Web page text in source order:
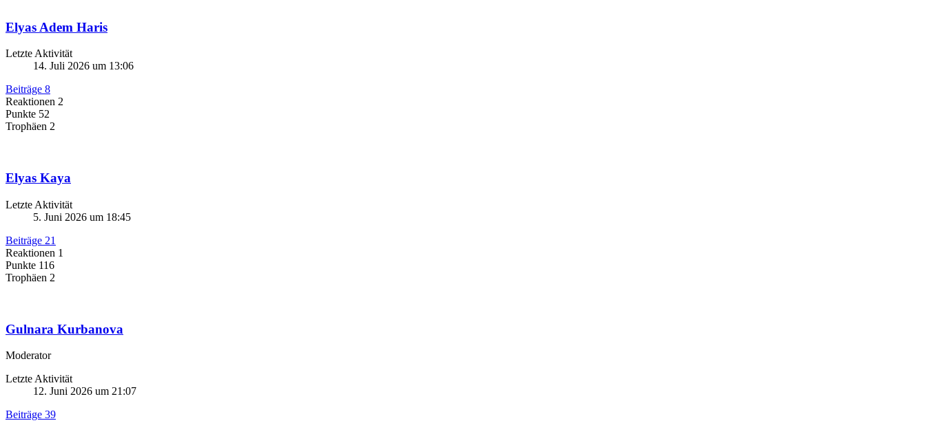
Elyas Adem Haris
Letzte Aktivität
14. Juli 2026 um 13:06
Beiträge 8
Reaktionen 2
Punkte 52
Trophäen 2
Elyas Kaya
Letzte Aktivität
5. Juni 2026 um 18:45
Beiträge 21
Reaktionen 1
Punkte 116
Trophäen 2
Gulnara Kurbanova
Moderator
Letzte Aktivität
12. Juni 2026 um 21:07
Beiträge 39